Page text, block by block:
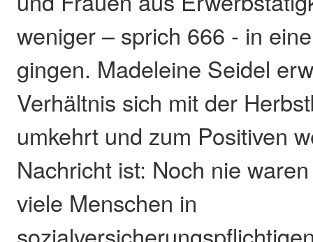
weniger – sprich 666 - in
gingen. Madeleine Seidel
Verhältnis sich mit der
umkehrt und zum Positiven
Nachricht ist: Noch nie
viele Menschen in